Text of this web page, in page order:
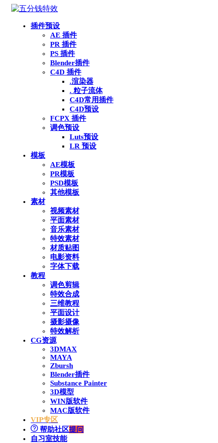
插件预设
AE 插件
PR 插件
PS 插件
Blender插件
C4D 插件
.渲染器
. 粒子流体
C4D常用插件
C4D预设
FCPX 插件
调色预设
Luts预设
LR 预设
模板
AE模板
PR模板
PSD模板
其他模板
素材
视频素材
平面素材
音乐素材
特效素材
材质贴图
电影资料
字体下载
教程
调色剪辑
特效合成
三维教程
平面设计
摄影摄像
特效解析
CG资源
3DMAX
MAYA
Zbursh
Blender插件
Substance Painter
3D模型
WIN版软件
MAC版软件
VIP专区
帮助社区提问
自习室技能